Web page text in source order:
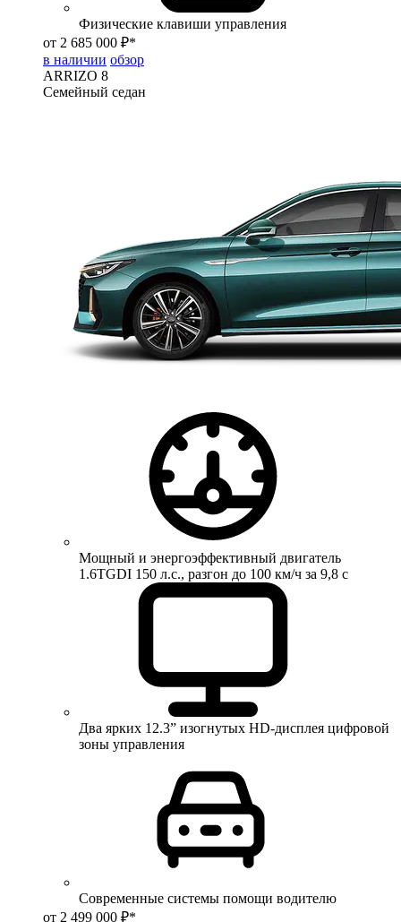
Физические клавиши управления
от 2 685 000 ₽*
в наличии обзор
ARRIZO 8
Семейный седан
Мощный и энергоэффективный двигатель
1.6TGDI 150 л.с., разгон до 100 км/ч за 9,8 с
Два ярких 12.3” изогнутых HD-дисплея цифровой
зоны управления
Современные системы помощи водителю
от 2 499 000 ₽*